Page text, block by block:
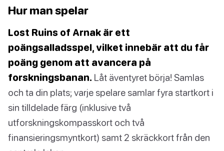
Hur man spelar
Lost Ruins of Arnak är ett
poängsalladsspel, vilket innebär att du får
poäng genom att avancera på
forskningsbanan. Låt äventyret börja! Samlas
och ta din plats; varje spelare samlar fyra startkort i
sin tilldelade färg (inklusive två
utforskningskompasskort och två
finansieringsmyntkort) samt 2 skräckkort från den